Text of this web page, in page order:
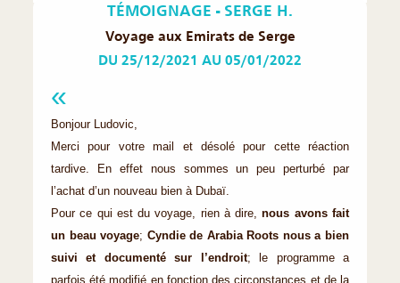
TÉMOIGNAGE - SERGE H.
Voyage aux Emirats de Serge
DU 25/12/2021 AU 05/01/2022
Bonjour Ludovic,
Merci pour votre mail et désolé pour cette réaction
tardive. En effet nous sommes un peu perturbé par
l’achat d’un nouveau bien à Dubaï.
Pour ce qui est du voyage, rien à dire,nous avons fait
un beau voyage; Cyndie de Arabia Roots nous a bien
suivi et documenté sur l’endroit; le programme a
parfois été modifié en fonction des circonstances et de la